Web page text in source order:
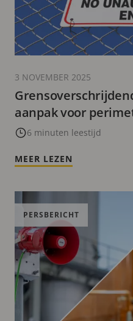
aanpak voor
6 minuten leestijd
3 NOVEMBER 2025
MEER LEZEN
PERSBERICHT